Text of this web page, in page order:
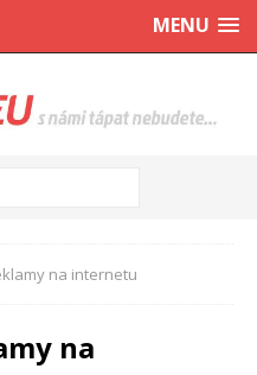
MENU
na internetu
na